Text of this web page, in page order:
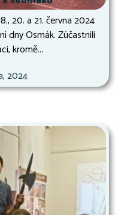
20. a 21. června 2024
dny Osmák. Zúčastnili
kromě...
2024